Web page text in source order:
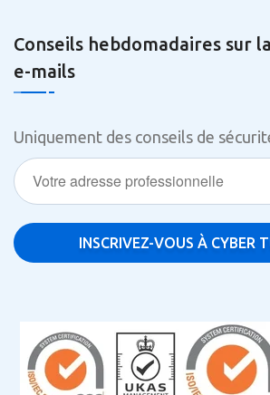
Conseils hebdomadaires sur
e-mails
Uniquement des conseils de